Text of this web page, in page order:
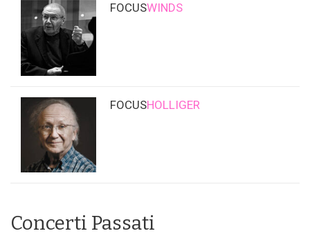
FOCUSWINDS
FOCUSHOLLIGER
Concerti Passati